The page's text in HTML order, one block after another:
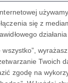
się z
wszystko”,
Twoich
zgodę na